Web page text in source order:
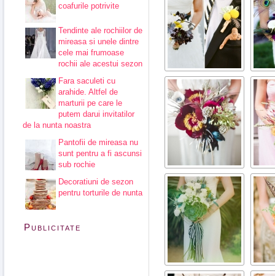
coafurile potrivite
Tendinte ale rochiilor de
mireasa si unele dintre
cele mai frumoase
rochii ale acestui sezon
Fara saculeti cu
arahide. Altfel de
marturii pe care le
putem darui invitatilor
de la nunta noastra
Pantofii de mireasa nu
sunt pentru a fi ascunsi
sub rochie
Decoratiuni de sezon
pentru torturile de nunta
Publicitate